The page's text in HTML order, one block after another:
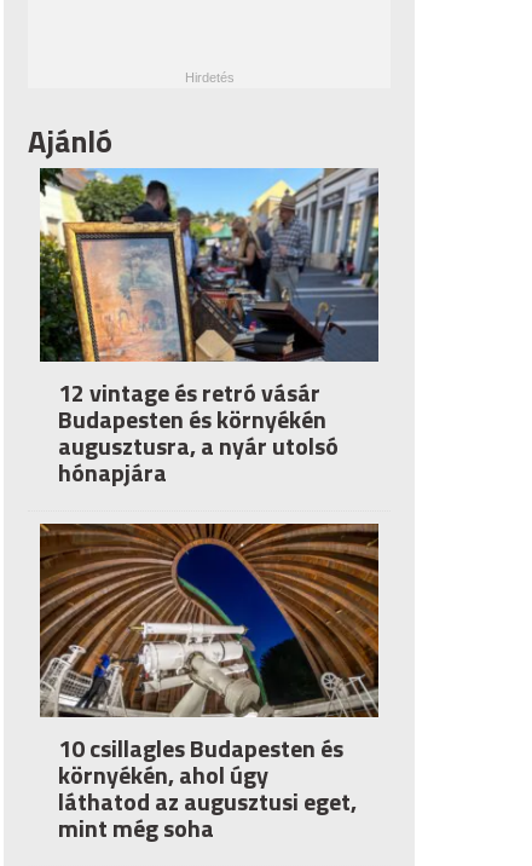
Ajánló
12 vintage és retró vásár
Budapesten és környékén
augusztusra, a nyár utolsó
hónapjára
10 csillagles Budapesten és
környékén, ahol úgy
láthatod az augusztusi eget,
mint még soha